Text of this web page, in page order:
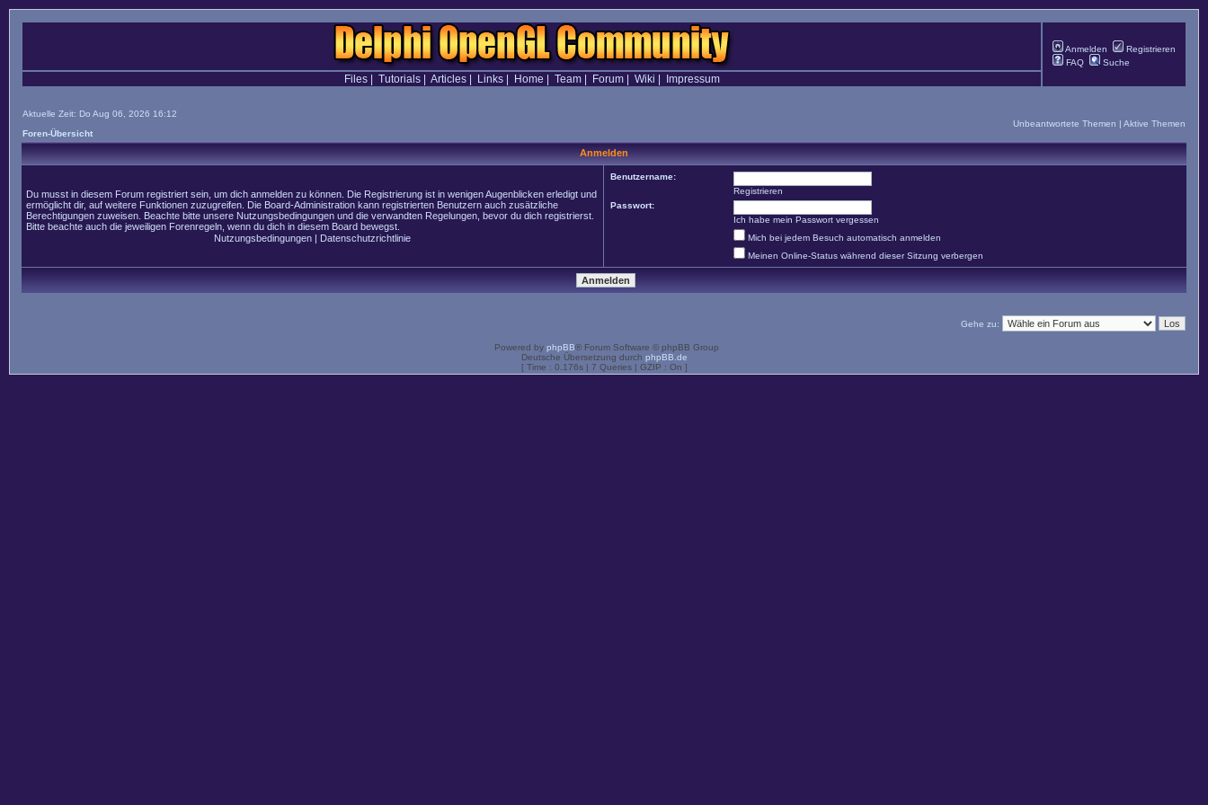
Anmelden
Registrieren
FAQ
Suche
Files| Tutorials| Articles| Links| Home Team| Forum| Wiki Impressum
Aktuelle Zeit: Do Aug 06, 2026 16:12
Foren-Übersicht
Unbeantwortete Themen | Aktive Themen
Anmelden
Du musst in diesem Forum registriert sein, um dich anmelden zu können. Die Registrierung ist in wenigen Augenblicken erledigt und
ermöglicht dir, auf weitere Funktionen zuzugreifen. Die Board-Administration kann registrierten Benutzern auch zusätzliche
Berechtigungen zuweisen. Beachte bitte unsere Nutzungsbedingungen und die verwandten Regelungen, bevor du dich registrierst.
Bitte beachte auch die jeweiligen Forenregeln, wenn du dich in diesem Board bewegst.
Nutzungsbedingungen | Datenschutzrichtlinie
Benutzername:
Registrieren
Passwort:
Ich habe mein Passwort vergessen
Mich bei jedem Besuch automatisch anmelden
Meinen Online-Status während dieser Sitzung verbergen
Gehe zu:
Powered by phpBB® Forum Software © phpBB Group
Deutsche Übersetzung durch phpBB.de
[ Time : 0.176s | 7 Queries | GZIP : On ]